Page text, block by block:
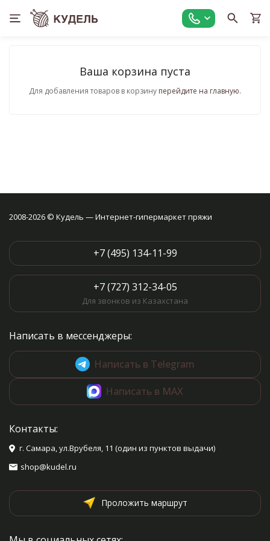
Ваша корзина пуста
Для добавления товаров в корзину перейдите на главную.
2008-2026 © Кудель — Интернет-гипермаркет пряжи
+7 (495) 134-11-99
+7 (727) 312-34-05
Для звонков из Казахстана
Написать в мессенджеры:
Написать в Telegram
Написать в MAX
Контакты:
г. Самара, ул.Врубеля, 11 (один из пунктов выдачи)
shop@kudel.ru
Проложить маршрут